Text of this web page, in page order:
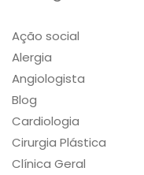
Ação social
Alergia
Angiologista
Blog
Cardiologia
Cirurgia Plástica
Clínica Geral